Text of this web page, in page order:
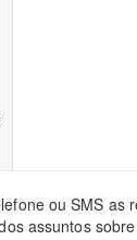
ou SMS as
assuntos